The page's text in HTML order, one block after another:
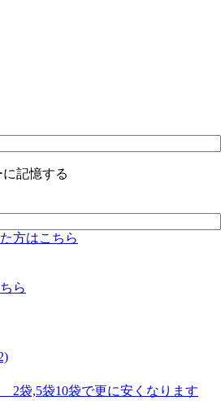
記憶する
方はこちら
ら
袋,5袋10袋で更に安くなります